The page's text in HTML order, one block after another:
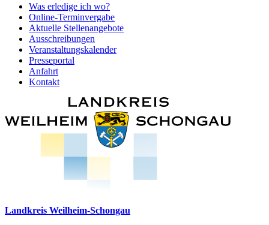
Was erledige ich wo?
Online-Terminvergabe
Aktuelle Stellenangebote
Ausschreibungen
Veranstaltungskalender
Presseportal
Anfahrt
Kontakt
Landkreis Weilheim-Schongau